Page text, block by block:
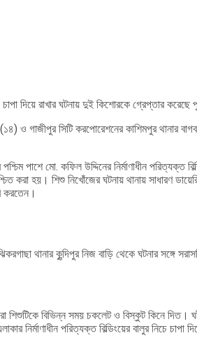
দিয়ে রাখার ঘটনায় দুই কিশোরকে গ্রেপ্তার
ও গাজীপুর সিটি করপোরেশনের কাশিমপুর
পাশে মো. কফিল উদ্দিনের নির্মাণাধীন
করা হয়। শিশু নিখোঁজের ঘটনায় থানায় সাধারণ
করতেন।
থানার কুন্দিপুর নিজ বাড়ি থেকে ঘটনার
শিশুটিকে বিভিন্ন সময় চকলেট ও বিস্কুট কিনে
নির্মাণাধীন পরিত্যক্ত বিল্ডিংয়ের বালুর নিচে চাপা